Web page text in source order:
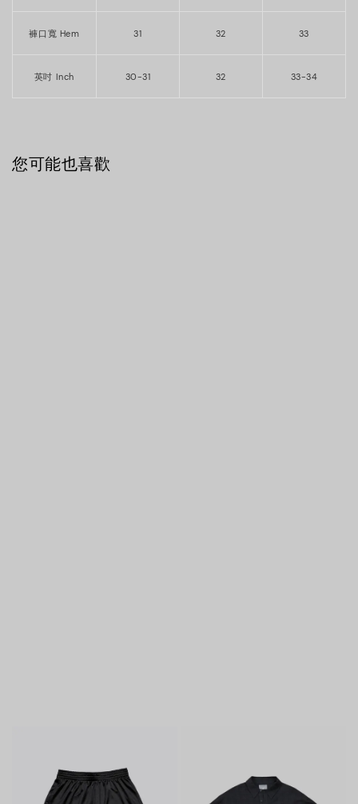
褲口寬 Hem 31 32 33
英吋 Inch 30-31 32 33-34
您可能也喜歡